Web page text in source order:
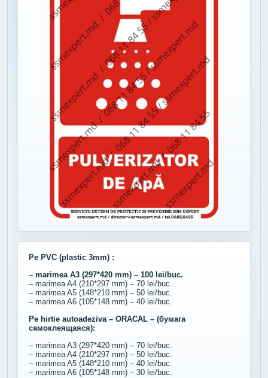
Pe PVC (plastic 3mm) :
– marimea A3 (297*420 mm) – 100 lei/buc.
– marimea A4 (210*297 mm) – 70 lei/buc.
– marimea A5 (148*210 mm) – 50 lei/buc.
– marimea A6 (105*148 mm) – 40 lei/buc.
Pe hirtie autoadeziva – ORACAL – (бумага
самоклеящаяся):
– marimea A3 (297*420 mm) – 70 lei/buc.
– marimea A4 (210*297 mm) – 50 lei/buc.
– marimea A5 (148*210 mm) – 40 lei/buc.
– marimea A6 (105*148 mm) – 30 lei/buc.